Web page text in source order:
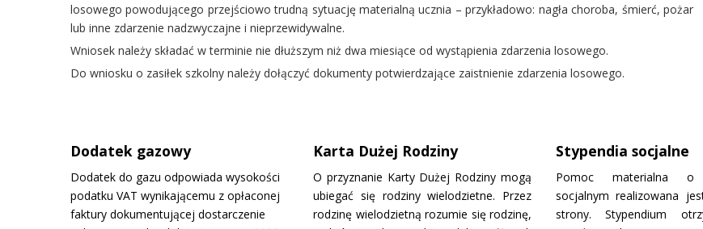
losowego powodującego przejściowo trudną sytuację materialną ucznia – przykładowo: nagła choroba, śmierć, pożar
lub inne zdarzenie nadzwyczajne i nieprzewidywalne.
Wniosek należy składać w terminie nie dłuższym niż dwa miesiące od wystąpienia zdarzenia losowego.
Do wniosku o zasiłek szkolny należy dołączyć dokumenty potwierdzające zaistnienie zdarzenia losowego.
Dodatek gazowy
Dodatek do gazu odpowiada wysokości
podatku VAT wynikającemu z opłaconej
faktury dokumentującej dostarczenie
Karta Dużej Rodziny
O przyznanie Karty Dużej Rodziny mogą
ubiegać się rodziny wielodzietne. Przez
rodzinę wielodzietną rozumie się rodzinę,
Stypendia socjalne
Pomoc materialna o
socjalnym realizowana
strony. Stypendium